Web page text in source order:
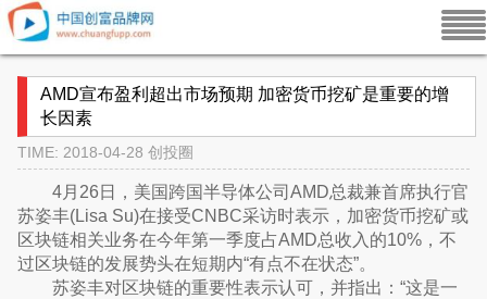
AMD宣布盈利超出市场预期 加密货币挖矿是重要的增
长因素
TIME: 2018-04-28 创投圈
4月26日，美国跨国半导体公司AMD总裁兼首席执行官
苏姿丰(Lisa Su)在接受CNBC采访时表示，加密货币挖矿或
区块链相关业务在今年第一季度占AMD总收入的10%，不
过区块链的发展势头在短期内“有点不在状态”。
苏姿丰对区块链的重要性表示认可，并指出：“这是一